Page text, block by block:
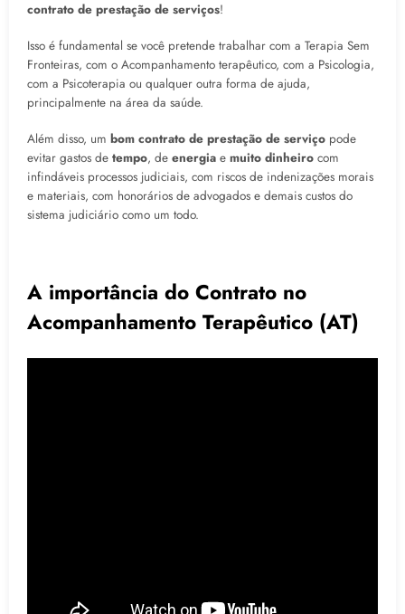
contrato de prestação de serviços!
Isso é fundamental se você pretende trabalhar com a Terapia Sem
Fronteiras, com o Acompanhamento terapêutico, com a Psicologia,
com a Psicoterapia ou qualquer outra forma de ajuda,
principalmente na área da saúde.
Além disso, um bom contrato de prestação de serviço pode
evitar gastos de tempo, de energia e muito dinheiro com
infindáveis processos judiciais, com riscos de indenizações morais
e materiais, com honorários de advogados e demais custos do
sistema judiciário como um todo.
A importância do Contrato no
Acompanhamento Terapêutico (AT)